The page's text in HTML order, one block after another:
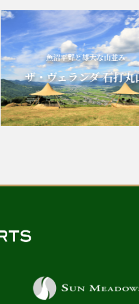
魚沼平野と雄大な山並み
ザ・ヴェランダ 石打丸山